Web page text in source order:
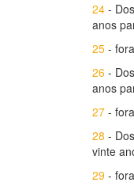
24 -
anos
25 -
26 -
anos
27 -
28 -
vinte
29 -